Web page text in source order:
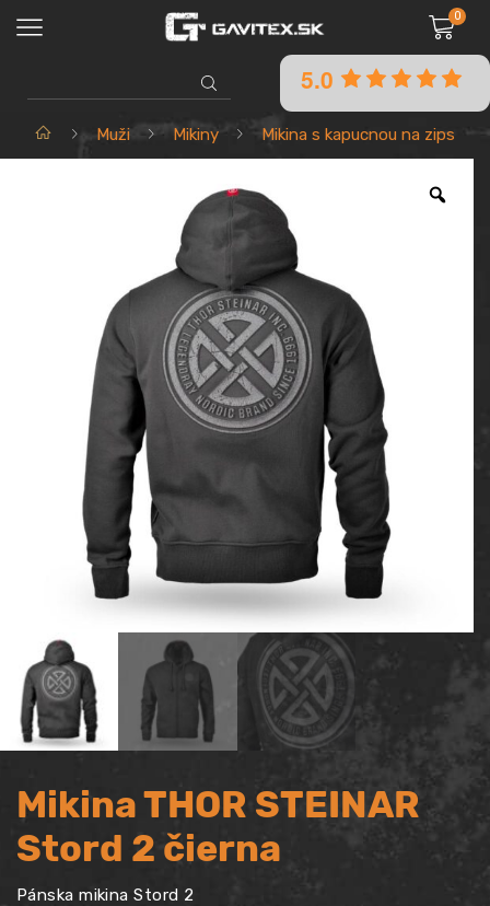
0
SEARCH
INPUT
5.0
Domov Muži Mikiny Mikina s kapucnou na zips
Mikina THOR STEINAR
Stord 2 čierna
Pánska mikina Stord 2